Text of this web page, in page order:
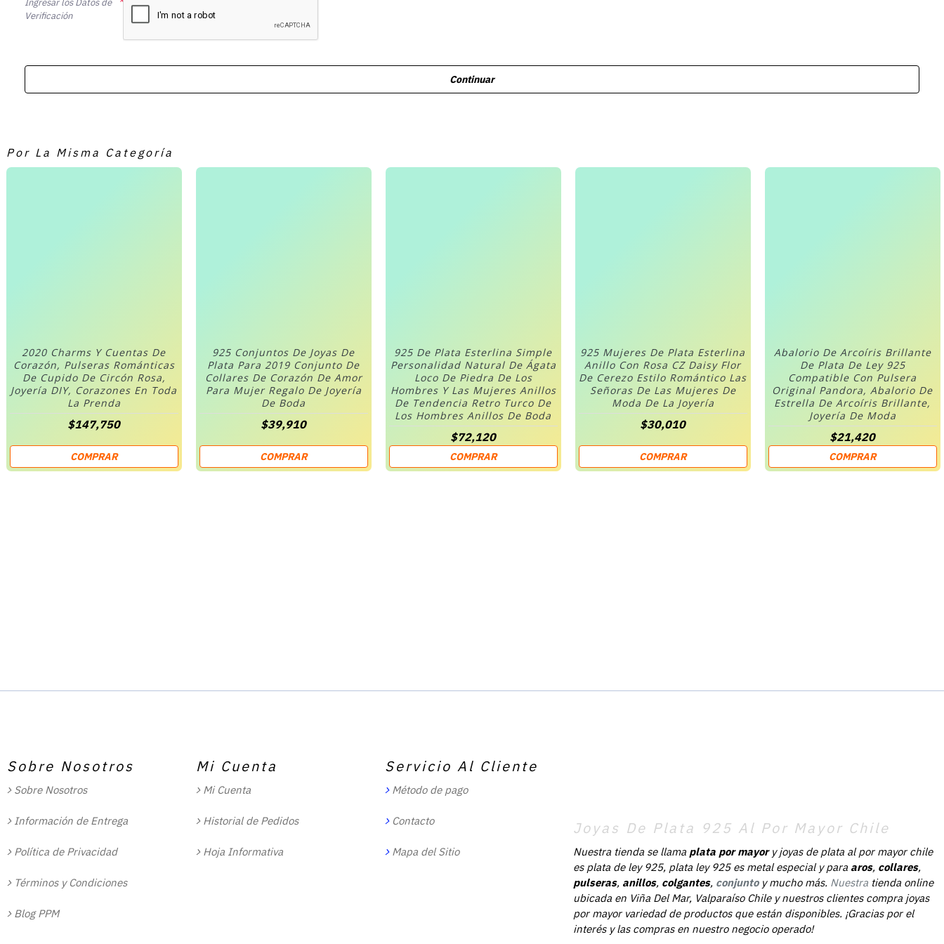
Ingresar los Datos de
Verificación
Continuar
Por La Misma Categoría
2020 Charms Y Cuentas De
Corazón, Pulseras Románticas
De Cupido De Circón Rosa,
Joyería DIY, Corazones En Toda
La Prenda
$147,750
COMPRAR
925 Conjuntos De Joyas De
Plata Para 2019 Conjunto De
Collares De Corazón De Amor
Para Mujer Regalo De Joyería
De Boda
$39,910
COMPRAR
925 De Plata Esterlina Simple
Personalidad Natural De Ágata
Loco De Piedra De Los
Hombres Y Las Mujeres Anillos
De Tendencia Retro Turco De
Los Hombres Anillos De Boda
$72,120
COMPRAR
925 Mujeres De Plata Esterlina
Anillo Con Rosa CZ Daisy Flor
De Cerezo Estilo Romántico Las
Señoras De Las Mujeres De
Moda De La Joyería
$30,010
COMPRAR
Abalorio De Arcoíris Brillante
De Plata De Ley 925
Compatible Con Pulsera
Original Pandora, Abalorio De
Estrella De Arcoíris Brillante,
Joyería De Moda
$21,420
COMPRAR
Sobre Nosotros
Sobre Nosotros
Información de Entrega
Política de Privacidad
Términos y Condiciones
Blog PPM
Mi Cuenta
Mi Cuenta
Historial de Pedidos
Hoja Informativa
Servicio Al Cliente
Método de pago
Contacto
Mapa del Sitio
Joyas De Plata 925 Al Por Mayor Chile
Nuestra tienda se llama plata por mayory joyas de plata al por mayor chile
es plata de ley 925, plata ley 925 es metal especial y para aros, collares,
pulseras, anillos, colgantes, conjunto y mucho más. Nuestra tienda online
ubicada en Viña Del Mar, Valparaíso Chile y nuestros clientes compra joyas
por mayor variedad de productos que están disponibles. ¡Gracias por el
interés y las compras en nuestro negocio operado!